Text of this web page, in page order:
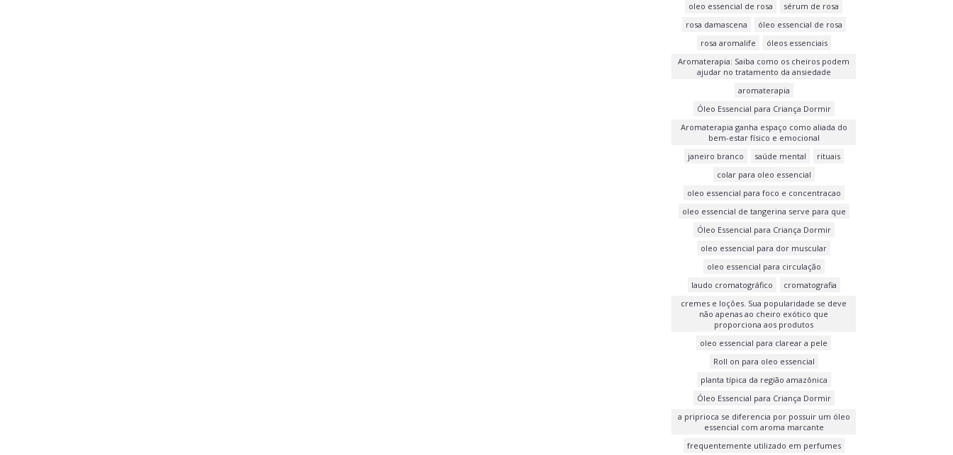
oleo essencial de rosa
sérum de rosa
rosa damascena
óleo essencial de rosa
rosa aromalife
óleos essenciais
Aromaterapia: Saiba como os cheiros podem
ajudar no tratamento da ansiedade
aromaterapia
Óleo Essencial para Criança Dormir
Aromaterapia ganha espaço como aliada do
bem-estar físico e emocional
janeiro branco
saúde mental
rituais
colar para oleo essencial
oleo essencial para foco e concentracao
oleo essencial de tangerina serve para que
Óleo Essencial para Criança Dormir
oleo essencial para dor muscular
oleo essencial para circulação
laudo cromatográfico
cromatografia
cremes e loções. Sua popularidade se deve
não apenas ao cheiro exótico que
proporciona aos produtos
oleo essencial para clarear a pele
Roll on para oleo essencial
planta típica da região amazônica
Óleo Essencial para Criança Dormir
a priprioca se diferencia por possuir um óleo
essencial com aroma marcante
frequentemente utilizado em perfumes